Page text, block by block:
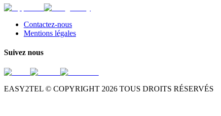
Contactez-nous
Mentions légales
Suivez nous
EASY2TEL © COPYRIGHT 2026 TOUS DROITS RÉSERVÉS